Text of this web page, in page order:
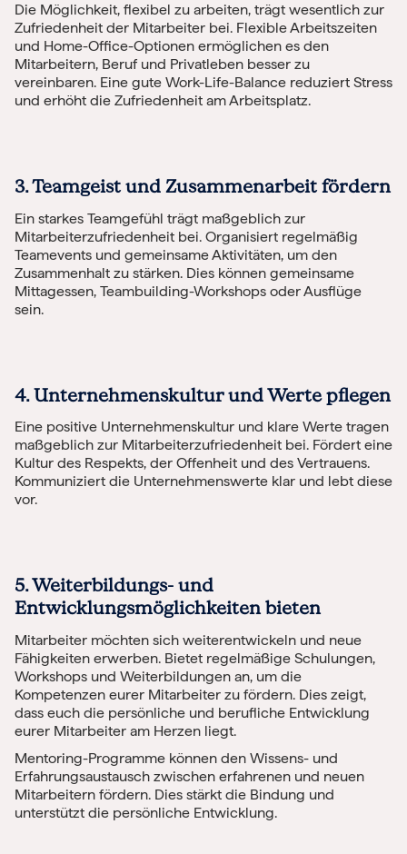
Die Möglichkeit, flexibel zu arbeiten, trägt wesentlich zur
Zufriedenheit der Mitarbeiter bei. Flexible Arbeitszeiten
und Home-Office-Optionen ermöglichen es den
Mitarbeitern, Beruf und Privatleben besser zu
vereinbaren. Eine gute Work-Life-Balance reduziert Stress
und erhöht die Zufriedenheit am Arbeitsplatz.
3. Teamgeist und Zusammenarbeit fördern
Ein starkes Teamgefühl trägt maßgeblich zur
Mitarbeiterzufriedenheit bei. Organisiert regelmäßig
Teamevents und gemeinsame Aktivitäten, um den
Zusammenhalt zu stärken. Dies können gemeinsame
Mittagessen, Teambuilding-Workshops oder Ausflüge
sein.
4. Unternehmenskultur und Werte pflegen
Eine positive Unternehmenskultur und klare Werte tragen
maßgeblich zur Mitarbeiterzufriedenheit bei. Fördert eine
Kultur des Respekts, der Offenheit und des Vertrauens.
Kommuniziert die Unternehmenswerte klar und lebt diese
vor.
5. Weiterbildungs- und
Entwicklungsmöglichkeiten bieten
Mitarbeiter möchten sich weiterentwickeln und neue
Fähigkeiten erwerben. Bietet regelmäßige Schulungen,
Workshops und Weiterbildungen an, um die
Kompetenzen eurer Mitarbeiter zu fördern. Dies zeigt,
dass euch die persönliche und berufliche Entwicklung
eurer Mitarbeiter am Herzen liegt.
Mentoring-Programme können den Wissens- und
Erfahrungsaustausch zwischen erfahrenen und neuen
Mitarbeitern fördern. Dies stärkt die Bindung und
unterstützt die persönliche Entwicklung.